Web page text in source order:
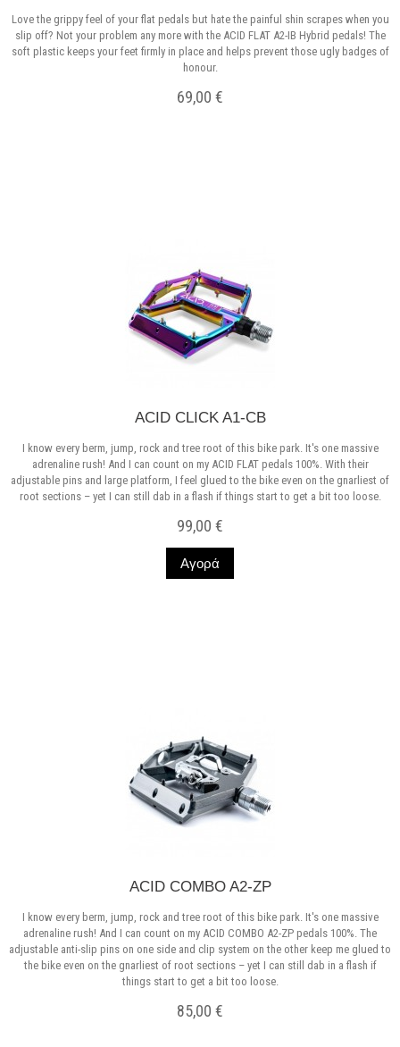
Love the grippy feel of your flat pedals but hate the painful shin scrapes when you
slip off? Not your problem any more with the ACID FLAT A2-IB Hybrid pedals! The
soft plastic keeps your feet firmly in place and helps prevent those ugly badges of
honour.
69,00 €
ACID CLICK A1-CB
I know every berm, jump, rock and tree root of this bike park. It's one massive
adrenaline rush! And I can count on my ACID FLAT pedals 100%. With their
adjustable pins and large platform, I feel glued to the bike even on the gnarliest of
root sections – yet I can still dab in a flash if things start to get a bit too loose.
99,00 €
Αγορά
ACID COMBO A2-ZP
I know every berm, jump, rock and tree root of this bike park. It's one massive
adrenaline rush! And I can count on my ACID COMBO A2-ZP pedals 100%. The
adjustable anti-slip pins on one side and clip system on the other keep me glued to
the bike even on the gnarliest of root sections – yet I can still dab in a flash if
things start to get a bit too loose.
85,00 €